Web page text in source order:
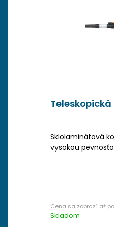
Teleskopická
Sklolaminátová
vysokou
Skladom